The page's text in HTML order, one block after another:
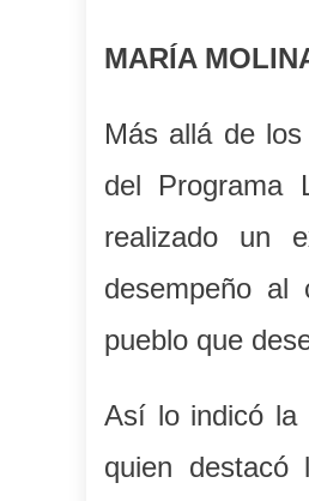
MARÍA
Más allá de
del Programa
realizado un
desempeño al
pueblo que
Así lo indicó la
quien destacó